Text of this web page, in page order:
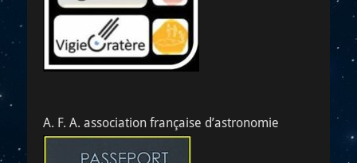
A. F. A. association française d’astronomie